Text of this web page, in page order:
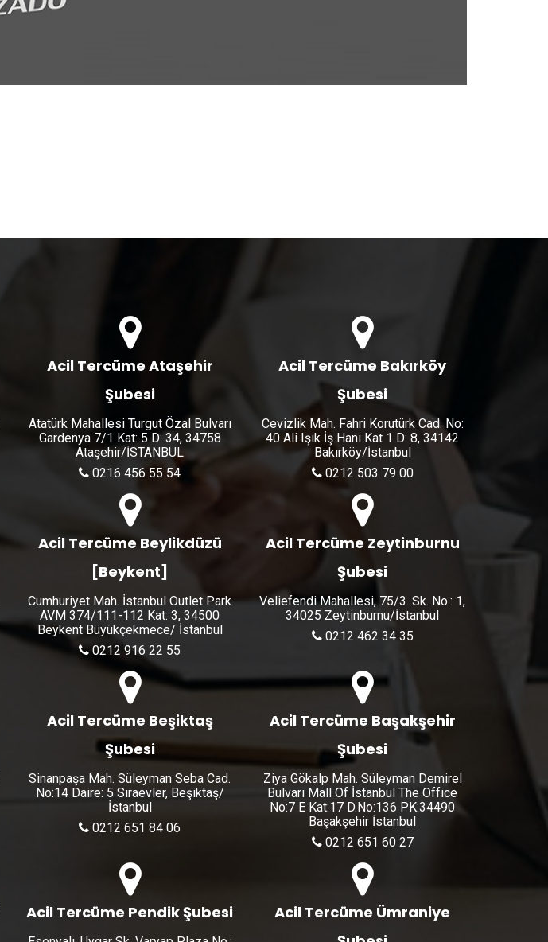
Acil Tercüme Ataşehir
Şubesi
Atatürk Mahallesi Turgut Özal Bulvarı
Gardenya 7/1 Kat: 5 D: 34, 34758
Ataşehir/İSTANBUL
0216 456 55 54
Acil Tercüme Bakırköy
Şubesi
Cevizlik Mah. Fahri Korutürk Cad. No:
40 Ali Işık İş Hanı Kat 1 D: 8, 34142
Bakırköy/İstanbul
0212 503 79 00
Acil Tercüme Beylikdüzü
[Beykent]
Cumhuriyet Mah. İstanbul Outlet Park
AVM 374/111-112 Kat: 3, 34500
Beykent Büyükçekmece/ İstanbul
0212 916 22 55
Acil Tercüme Zeytinburnu
Şubesi
Veliefendi Mahallesi, 75/3. Sk. No.: 1,
34025 Zeytinburnu/İstanbul
0212 462 34 35
Acil Tercüme Beşiktaş
Şubesi
Sinanpaşa Mah. Süleyman Seba Cad.
No:14 Daire: 5 Sıraevler, Beşiktaş/
İstanbul
0212 651 84 06
Acil Tercüme Başakşehir
Şubesi
Ziya Gökalp Mah. Süleyman Demirel
Bulvarı Mall Of İstanbul The Office
No:7 E Kat:17 D.No:136 PK:34490
Başakşehir İstanbul
0212 651 60 27
Acil Tercüme Pendik Şubesi
Acil Tercüme Ümraniye